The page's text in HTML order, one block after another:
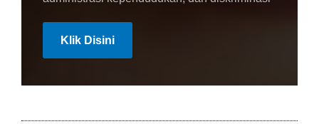
Klik Disini